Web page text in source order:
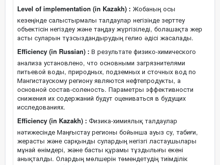
Level of implementation (in Kazakh) : Жобаның осы
кезеңінде салыстырмалы талдаулар негізінде зерттеу
объектісін негіздеу және таңдау жүргізіледі, болашақта жер
асты суларын тұзсыздандырудың гелио әдісі жасалады.
Efficiency (in Russian) : В результате физико-химического
анализа установлено, что основными загрязнителями
питьевой воды, природных, подземных и сточных вод по
Мангистаускому региону являются нефтепродукты, а
основной состав-соленость. Параметры эффективности
снижения их содержаний будут оцениваться в будущих
исследованиях.
Efficiency (in Kazakh) : Физика-химиялық талдаулар
нәтижесінде Маңғыстау регионы бойынша ауыз су, табиғи,
жерасты және сарқынды сулардың негізгі ластаушылары
мұнай өнімдері, және басты құрамы тұздылығы екені
анықталды. Олардың мөлшерін төмендетудің тиімділік